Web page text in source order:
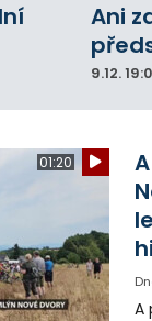
Ani
9.12.
01:20
A